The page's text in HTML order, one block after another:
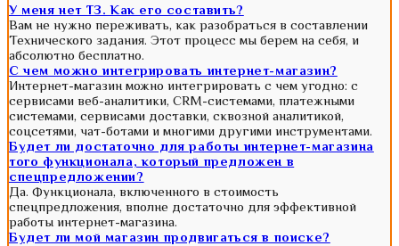
У меня нет ТЗ. Как его составить?
Вам не нужно переживать, как разобраться в составлении
Технического задания. Этот процесс мы берем на себя, и
абсолютно бесплатно.
С чем можно интегрировать интернет-магазин?
Интернет-магазин можно интегрировать с чем угодно: с
сервисами веб-аналитики, CRM-системами, платежными
системами, сервисами доставки, сквозной аналитикой,
соцсетями, чат-ботами и многими другими инструментами.
Будет ли достаточно для работы интернет-магазина
того функционала, который предложен в
спецпредложении?
Да. Функционала, включенного в стоимость
спецпредложения, вполне достаточно для эффективной
работы интернет-магазина.
Будет ли мой магазин продвигаться в поиске?